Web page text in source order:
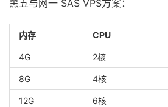
黑五与网一 SAS VPS方案：
内存 CPU
4G 2核
8G 4核
12G 6核